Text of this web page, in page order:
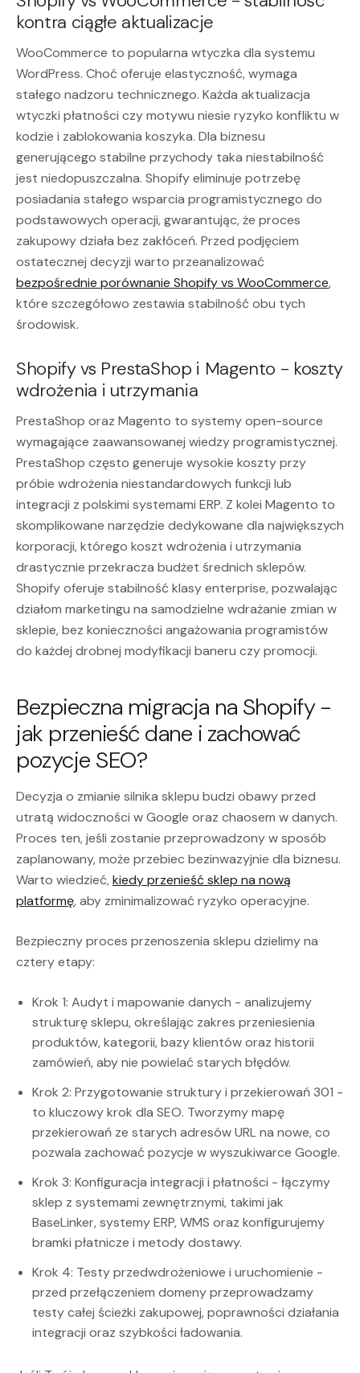
kontra ciągłe aktualizacje
WooCommerce to popularna wtyczka dla systemu
WordPress. Choć oferuje elastyczność, wymaga
stałego nadzoru technicznego. Każda aktualizacja
wtyczki płatności czy motywu niesie ryzyko konfliktu w
kodzie i zablokowania koszyka. Dla biznesu
generującego stabilne przychody taka niestabilność
jest niedopuszczalna. Shopify eliminuje potrzebę
posiadania stałego wsparcia programistycznego do
podstawowych operacji, gwarantując, że proces
zakupowy działa bez zakłóceń. Przed podjęciem
ostatecznej decyzji warto przeanalizować
bezpośrednie porównanie Shopify vs WooCommerce,
które szczegółowo zestawia stabilność obu tych
środowisk.
Shopify vs PrestaShop i Magento - koszty
wdrożenia i utrzymania
PrestaShop oraz Magento to systemy open-source
wymagające zaawansowanej wiedzy programistycznej.
PrestaShop często generuje wysokie koszty przy
próbie wdrożenia niestandardowych funkcji lub
integracji z polskimi systemami ERP. Z kolei Magento to
skomplikowane narzędzie dedykowane dla największych
korporacji, którego koszt wdrożenia i utrzymania
drastycznie przekracza budżet średnich sklepów.
Shopify oferuje stabilność klasy enterprise, pozwalając
działom marketingu na samodzielne wdrażanie zmian w
sklepie, bez konieczności angażowania programistów
do każdej drobnej modyfikacji baneru czy promocji.
Bezpieczna migracja na Shopify -
jak przenieść dane i zachować
pozycje SEO?
Decyzja o zmianie silnika sklepu budzi obawy przed
utratą widoczności w Google oraz chaosem w danych.
Proces ten, jeśli zostanie przeprowadzony w sposób
zaplanowany, może przebiec bezinwazyjnie dla biznesu.
Warto wiedzieć,kiedy przenieść sklep na nową
platformę, aby zminimalizować ryzyko operacyjne.
Bezpieczny proces przenoszenia sklepu dzielimy na
cztery etapy:
Krok 1: Audyt i mapowanie danych - analizujemy
strukturę sklepu, określając zakres przeniesienia
produktów, kategorii, bazy klientów oraz historii
zamówień, aby nie powielać starych błędów.
Krok 2: Przygotowanie struktury i przekierowań 301 -
to kluczowy krok dla SEO. Tworzymy mapę
przekierowań ze starych adresów URL na nowe, co
pozwala zachować pozycje w wyszukiwarce Google.
Krok 3: Konfiguracja integracji i płatności - łączymy
sklep z systemami zewnętrznymi, takimi jak
BaseLinker, systemy ERP, WMS oraz konfigurujemy
bramki płatnicze i metody dostawy.
Krok 4: Testy przedwdrożeniowe i uruchomienie -
przed przełączeniem domeny przeprowadzamy
testy całej ścieżki zakupowej, poprawności działania
integracji oraz szybkości ładowania.